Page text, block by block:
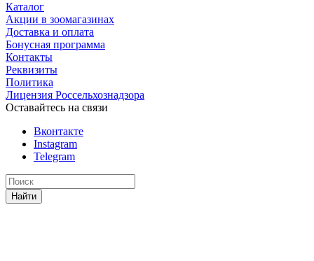
Каталог
Акции в зоомагазинах
Доставка и оплата
Бонусная программа
Контакты
Реквизиты
Политика
Лицензия Россельхознадзора
Оставайтесь на связи
Вконтакте
Instagram
Telegram
Найти